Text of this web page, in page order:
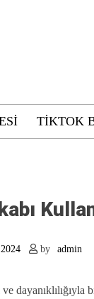
TIKTOK
by admin
ve